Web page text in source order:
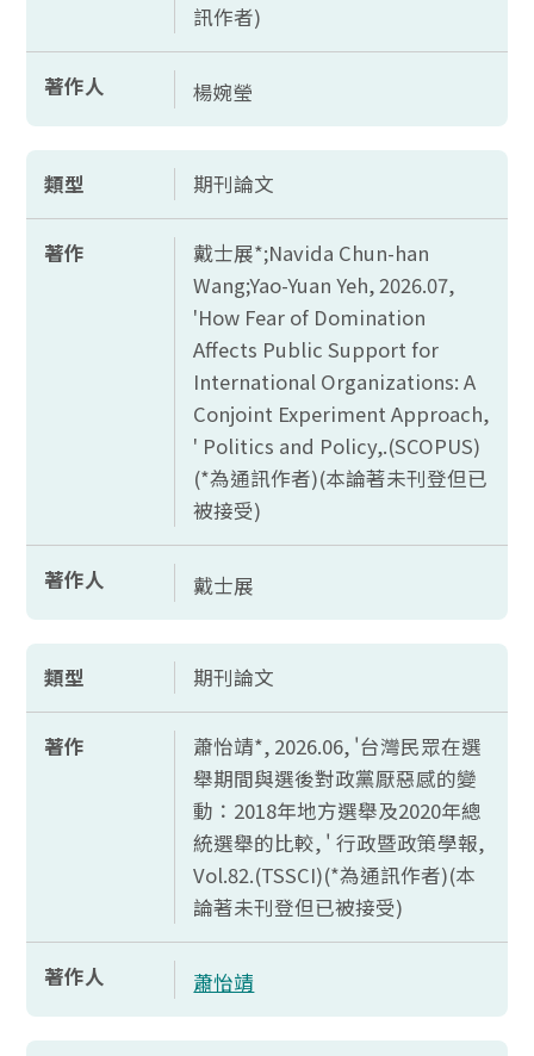
訊作者)
著作人 楊婉瑩
類型 期刊論文
著作 戴士展*;Navida Chun-han
Wang;Yao-Yuan Yeh, 2026.07,
'How Fear of Domination
Affects Public Support for
International Organizations: A
Conjoint Experiment Approach,
' Politics and Policy,.(SCOPUS)
(*為通訊作者)(本論著未刊登但已
被接受)
著作人 戴士展
類型 期刊論文
著作
蕭怡靖*, 2026.06, '台灣民眾在選
舉期間與選後對政黨厭惡感的變
動：2018年地方選舉及2020年總
統選舉的比較, ' 行政暨政策學報,
Vol.82.(TSSCI)(*為通訊作者)(本
論著未刊登但已被接受)
著作人 蕭怡靖